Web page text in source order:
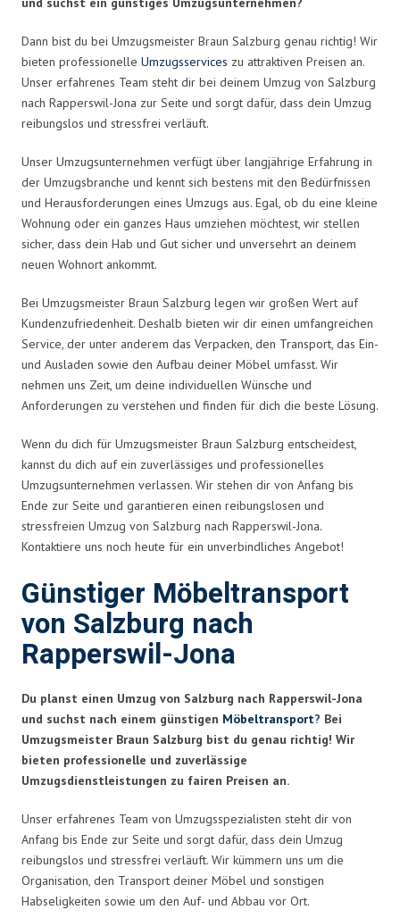
Dann bist du bei Umzugsmeister Braun Salzburg genau richtig! Wir
bieten professionelle Umzugsservices zu attraktiven Preisen an.
Unser erfahrenes Team steht dir bei deinem Umzug von Salzburg
nach Rapperswil-Jona zur Seite und sorgt dafür, dass dein Umzug
reibungslos und stressfrei verläuft.
Unser Umzugsunternehmen verfügt über langjährige Erfahrung in
der Umzugsbranche und kennt sich bestens mit den Bedürfnissen
und Herausforderungen eines Umzugs aus. Egal, ob du eine kleine
Wohnung oder ein ganzes Haus umziehen möchtest, wir stellen
sicher, dass dein Hab und Gut sicher und unversehrt an deinem
neuen Wohnort ankommt.
Bei Umzugsmeister Braun Salzburg legen wir großen Wert auf
Kundenzufriedenheit. Deshalb bieten wir dir einen umfangreichen
Service, der unter anderem das Verpacken, den Transport, das Ein-
und Ausladen sowie den Aufbau deiner Möbel umfasst. Wir
nehmen uns Zeit, um deine individuellen Wünsche und
Anforderungen zu verstehen und finden für dich die beste Lösung.
Wenn du dich für Umzugsmeister Braun Salzburg entscheidest,
kannst du dich auf ein zuverlässiges und professionelles
Umzugsunternehmen verlassen. Wir stehen dir von Anfang bis
Ende zur Seite und garantieren einen reibungslosen und
stressfreien Umzug von Salzburg nach Rapperswil-Jona.
Kontaktiere uns noch heute für ein unverbindliches Angebot!
Günstiger Möbeltransport
von Salzburg nach
Rapperswil-Jona
Du planst einen Umzug von Salzburg nach Rapperswil-Jona
und suchst nach einem günstigen Möbeltransport? Bei
Umzugsmeister Braun Salzburg bist du genau richtig! Wir
bieten professionelle und zuverlässige
Umzugsdienstleistungen zu fairen Preisen an.
Unser erfahrenes Team von Umzugsspezialisten steht dir von
Anfang bis Ende zur Seite und sorgt dafür, dass dein Umzug
reibungslos und stressfrei verläuft. Wir kümmern uns um die
Organisation, den Transport deiner Möbel und sonstigen
Habseligkeiten sowie um den Auf- und Abbau vor Ort.